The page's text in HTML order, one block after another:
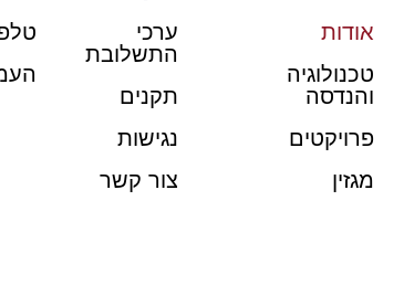
אודות
טכנולוגיה
והנדסה
פרויקטים
מגזין
ערכי
התשלובת
תקנים
נגישות
צור קשר
טלפון: 04-